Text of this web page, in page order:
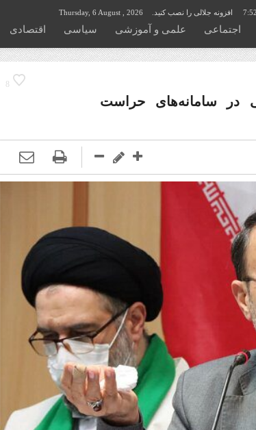
افزونه جلالی را نصب کنید. Thursday, 6 August , 2026
اجتماعی علمی و آموزشی سیاسی اقتصادی
8
در سامانه‌های حراست